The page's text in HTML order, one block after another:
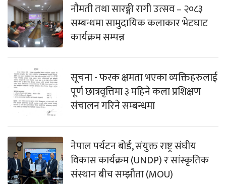
नौमती तथा सारङ्गी रागी उत्सव – २०८३
सम्बन्धमा सामुदायिक कलाकार भेटघाट
कार्यक्रम सम्पन्न
सूचना - फरक क्षमता भएका व्यक्तिहरुलाई
पूर्ण छात्रवृत्तिमा ३ महिने कला प्रशिक्षण
संचालन गरिने सम्बन्धमा
नेपाल पर्यटन बोर्ड, संयुक्त राष्ट्र संघीय
विकास कार्यक्रम (UNDP) र सांस्कृतिक
संस्थान बीच सम्झौता (MOU)